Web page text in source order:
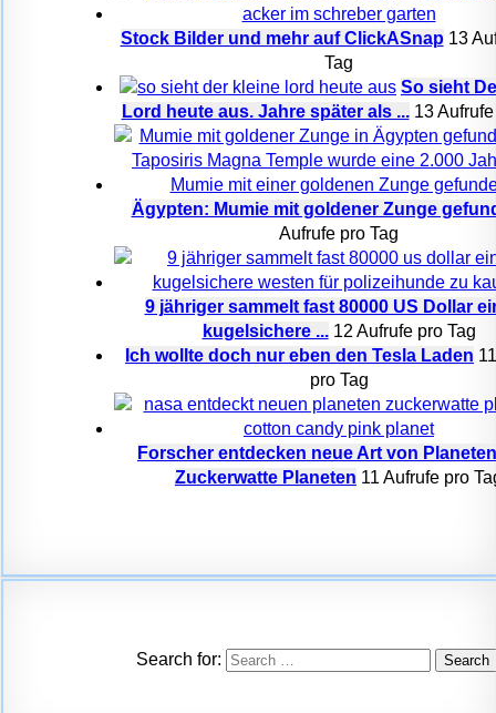
Stock Bilder und mehr auf ClickASnap 13
Tag
So sieht
Lord heute aus. Jahre später als ... 13
Ägypten: Mumie mit goldener Zunge
Aufrufe pro Tag
9 jähriger sammelt fast 80000 US Dollar
kugelsichere ... 12 Aufrufe pro Tag
Ich wollte doch nur eben den Tesla Laden
pro Tag
Forscher entdecken neue Art von
Zuckerwatte Planeten 11 Aufrufe pro
Search for: